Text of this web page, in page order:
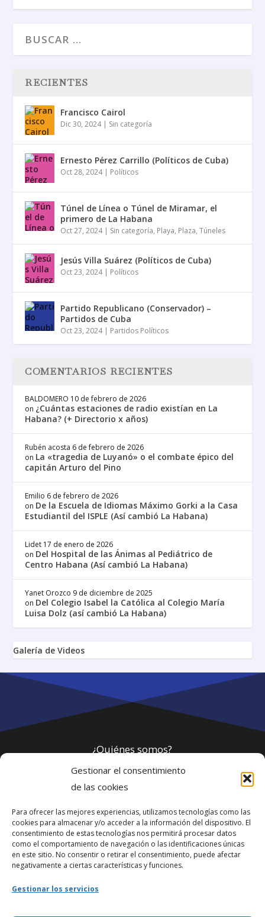
Gestionar el consentimiento
de las cookies
Para ofrecer las mejores experiencias, utilizamos tecnologías como las
cookies para almacenar y/o acceder a la información del dispositivo. El
consentimiento de estas tecnologías nos permitirá procesar datos
como el comportamiento de navegación o las identificaciones únicas
en este sitio. No consentir o retirar el consentimiento, puede afectar
negativamente a ciertas características y funciones.
Gestionar los servicios
RECIENTES
Francisco Cairol
Dic 30, 2024| Sin categoría
Ernesto Pérez Carrillo (Políticos de Cuba)
Oct 28, 2024| Políticos
Túnel de Línea o Túnel de Miramar, el
primero de La Habana
Oct 27, 2024| Sin categoría, Playa, Plaza,Túneles
Jesús Villa Suárez (Políticos de Cuba)
Oct 23, 2024| Políticos
Partido Republicano (Conservador) –
Partidos de Cuba
Oct 23, 2024| Partidos Políticos
COMENTARIOS RECIENTES
BALDOMERO 10 de febrero de 2026
on ¿Cuántas estaciones de radio existían en La
Habana? (+ Directorio x años)
Rubén acosta 6 de febrero de 2026
on La «tragedia de Luyanó» o el combate épico del
capitán Arturo del Pino
Emilio 6 de febrero de 2026
on De la Escuela de Idiomas Máximo Gorki a la Casa
Estudiantil del ISPLE (Así cambió La Habana)
Lidet 17 de enero de 2026
on Del Hospital de las Ánimas al Pediátrico de
Centro Habana (Así cambió La Habana)
Yanet Orozco 9 de diciembre de 2025
on Del Colegio Isabel la Católica al Colegio María
Luisa Dolz (así cambió La Habana)
Galería de Videos
¿Quiénes somos?
Política de privacidad
Webmaster
soporte@fotosdlahabana.com
Nuestro e-mail: